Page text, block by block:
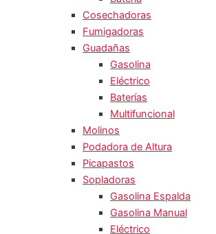
Cosechadoras
Fumigadoras
Guadañas
Gasolina
Eléctrico
Baterías
Multifuncional
Molinos
Podadora de Altura
Picapastos
Sopladoras
Gasolina Espalda
Gasolina Manual
Eléctrico